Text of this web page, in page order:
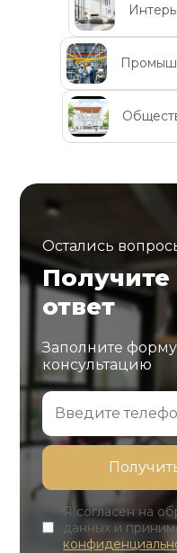
Остались
ответ
Заполните
консультацию
Я согласен на
данных и